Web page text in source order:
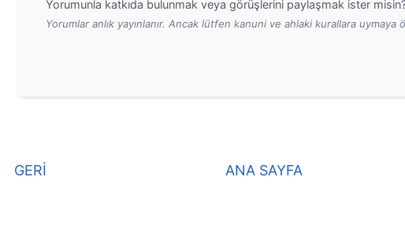
Yorumunla katkıda bulunmak veya görüşlerini paylaşmak ister
Yorumlar anlık yayınlanır. Ancak lütfen kanuni ve ahlaki kurallara uymaya
GERİ ANA SAYFA